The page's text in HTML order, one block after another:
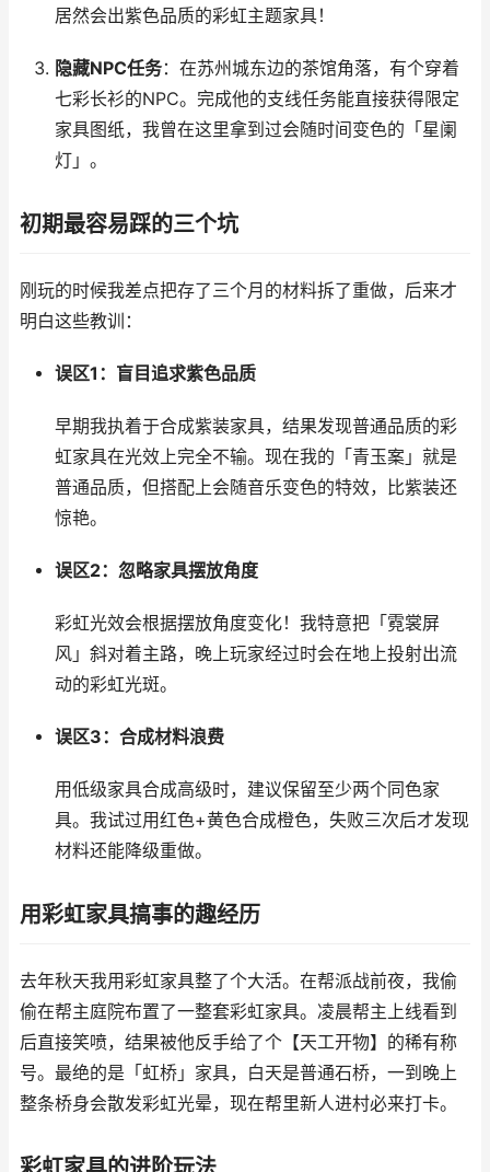
居然会出紫色品质的彩虹主题家具！
隐藏NPC任务：在苏州城东边的茶馆角落，有个穿着
七彩长衫的NPC。完成他的支线任务能直接获得限定
家具图纸，我曾在这里拿到过会随时间变色的「星阑
灯」。
初期最容易踩的三个坑
刚玩的时候我差点把存了三个月的材料拆了重做，后来才
明白这些教训：
误区1：盲目追求紫色品质
早期我执着于合成紫装家具，结果发现普通品质的彩
虹家具在光效上完全不输。现在我的「青玉案」就是
普通品质，但搭配上会随音乐变色的特效，比紫装还
惊艳。
误区2：忽略家具摆放角度
彩虹光效会根据摆放角度变化！我特意把「霓裳屏
风」斜对着主路，晚上玩家经过时会在地上投射出流
动的彩虹光斑。
误区3：合成材料浪费
用低级家具合成高级时，建议保留至少两个同色家
具。我试过用红色+黄色合成橙色，失败三次后才发现
材料还能降级重做。
用彩虹家具搞事的趣经历
去年秋天我用彩虹家具整了个大活。在帮派战前夜，我偷
偷在帮主庭院布置了一整套彩虹家具。凌晨帮主上线看到
后直接笑喷，结果被他反手给了个【天工开物】的稀有称
号。最绝的是「虹桥」家具，白天是普通石桥，一到晚上
整条桥身会散发彩虹光晕，现在帮里新人进村必来打卡。